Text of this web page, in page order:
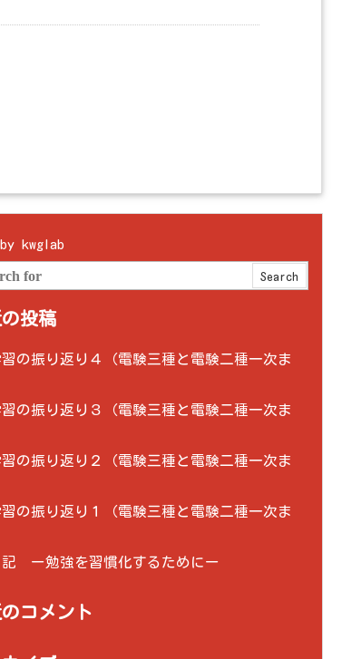
kwglab
投稿
の振り返り４（電験三種と電験二種一次ま
の振り返り３（電験三種と電験二種一次ま
の振り返り２（電験三種と電験二種一次ま
の振り返り１（電験三種と電験二種一次ま
記 ー勉強を習慣化するためにー
コメント